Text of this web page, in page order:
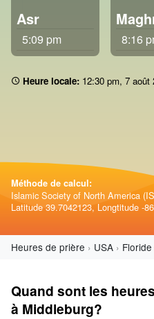
Asr
5:09 pm 8:16
Heure locale: 12 30 pm, 7 août
Méthode de calcul:
Islamic Society of North America
Latitude 39.7042123, Longtitude -
Heures de prière USA Floride
Quand sont les
à Middleburg?